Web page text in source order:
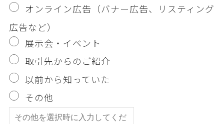
オンライン広告（バナー広告、リスティング
広告など）
展示会・イベント
取引先からのご紹介
以前から知っていた
その他